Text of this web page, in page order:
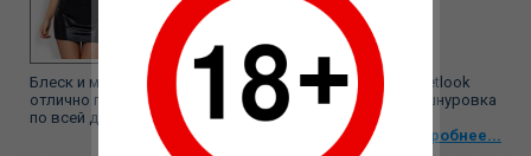
Блеск и мягкий материал платья Obsessive Obsydian wetlook
отлично подчеркивает женские формы. Сексуальная шнуровка
по всей длине спины вплоть до ягодиц...
Подробнее...